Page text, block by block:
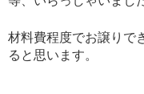
材料費程度でお譲りで
ると思います。